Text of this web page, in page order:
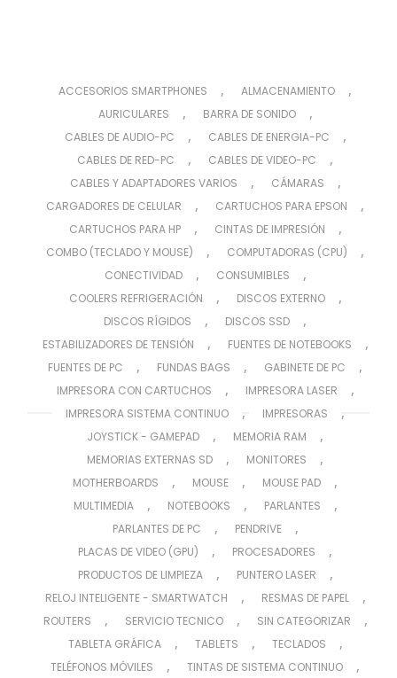
ACCESORIOS SMARTPHONES , ALMACENAMIENTO ,
AURICULARES , BARRA DE SONIDO ,
CABLES DE AUDIO-PC , CABLES DE ENERGIA-PC ,
CABLES DE RED-PC , CABLES DE VIDEO-PC ,
CABLES Y ADAPTADORES VARIOS , CÁMARAS ,
CARGADORES DE CELULAR , CARTUCHOS PARA EPSON ,
CARTUCHOS PARA HP , CINTAS DE IMPRESIÓN ,
COMBO (TECLADO Y MOUSE) , COMPUTADORAS (CPU) ,
CONECTIVIDAD , CONSUMIBLES ,
COOLERS REFRIGERACIÓN , DISCOS EXTERNO ,
DISCOS RÍGIDOS , DISCOS SSD ,
ESTABILIZADORES DE TENSIÓN , FUENTES DE NOTEBOOKS ,
FUENTES DE PC , FUNDAS BAGS , GABINETE DE PC ,
IMPRESORA CON CARTUCHOS , IMPRESORA LASER ,
IMPRESORA SISTEMA CONTINUO , IMPRESORAS ,
JOYSTICK - GAMEPAD , MEMORIA RAM ,
MEMORIAS EXTERNAS SD , MONITORES ,
MOTHERBOARDS , MOUSE , MOUSE PAD ,
MULTIMEDIA , NOTEBOOKS , PARLANTES ,
PARLANTES DE PC , PENDRIVE ,
PLACAS DE VIDEO (GPU) , PROCESADORES ,
PRODUCTOS DE LIMPIEZA , PUNTERO LASER ,
RELOJ INTELIGENTE - SMARTWATCH , RESMAS DE PAPEL ,
ROUTERS , SERVICIO TECNICO , SIN CATEGORIZAR ,
TABLETA GRÁFICA , TABLETS , TECLADOS ,
TELÉFONOS MÓVILES , TINTAS DE SISTEMA CONTINUO ,